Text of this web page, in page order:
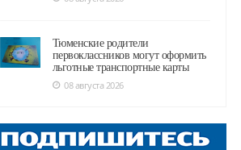
Тюменские родители
первоклассников могут оформить
льготные транспортные карты
08 августа 2026